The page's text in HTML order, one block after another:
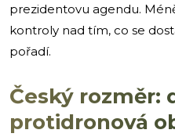
prezidentovu agendu.
kontroly nad tím, co se
pořadí.
Český rozměr:
protidronová